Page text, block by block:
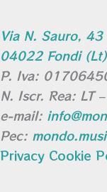
Via N. Sauro, 43
04022 Fondi (Lt)
P. Iva:
N. Iscr. Rea: LT
e-mail:
Pec:
Privacy Cookie